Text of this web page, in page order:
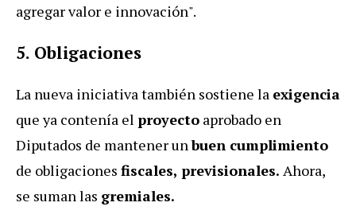
agregar valor e innovación".
5. Obligaciones
La nueva iniciativa también sostiene la exigencia
que ya contenía el proyecto aprobado en
Diputados de mantener unbuen cumplimiento
de obligaciones fiscales, previsionales. Ahora,
se suman las gremiales.